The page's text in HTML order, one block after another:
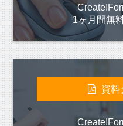
1ヶ月間無
資料